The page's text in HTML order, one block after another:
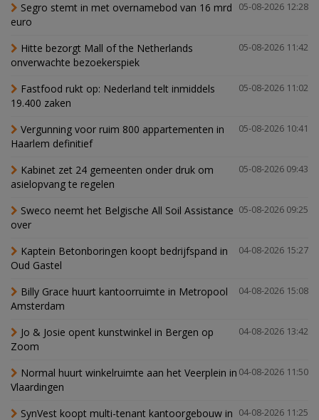
05-08-2026 12:28
Segro stemt in met overnamebod van 16 mrd
euro
05-08-2026 11:42
Hitte bezorgt Mall of the Netherlands
onverwachte bezoekerspiek
05-08-2026 11:02
Fastfood rukt op: Nederland telt inmiddels
19.400 zaken
05-08-2026 10:41
Vergunning voor ruim 800 appartementen in
Haarlem definitief
05-08-2026 09:43
Kabinet zet 24 gemeenten onder druk om
asielopvang te regelen
05-08-2026 09:25
Sweco neemt het Belgische All Soil Assistance
over
04-08-2026 15:27
Kaptein Betonboringen koopt bedrijfspand in
Oud Gastel
04-08-2026 15:08
Billy Grace huurt kantoorruimte in Metropool
Amsterdam
04-08-2026 13:42
Jo & Josie opent kunstwinkel in Bergen op
Zoom
04-08-2026 11:50
Normal huurt winkelruimte aan het Veerplein in
Vlaardingen
04-08-2026 11:25
SynVest koopt multi-tenant kantoorgebouw in